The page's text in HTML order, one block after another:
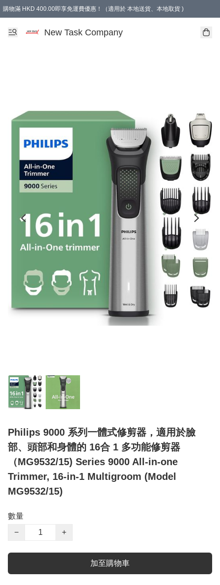
購物滿 HKD 400.00即享免運費優惠！（適用於 本地送貨、本地取貨 )
New Task Company
Philips 9000 系列一體式修剪器，適用於臉
部、頭部和身體的 16合 1 多功能修剪器
（MG9532/15) Series 9000 All-in-one
Trimmer, 16-in-1 Multigroom (Model
MG9532/15)
數量
−
+
加至購物車